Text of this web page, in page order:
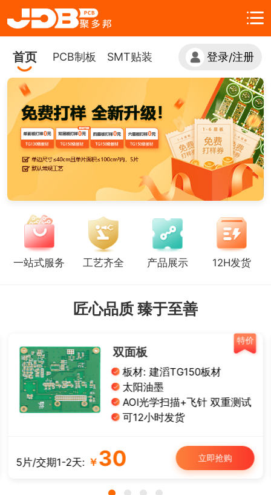
首页 PCB制板 SMT贴装 登录/注册
一站式服务 工艺齐全 产品展示 12H发货
匠心品质 臻于至善
特价
双面板
板材: 建滔TG150板材
太阳油墨
AOI光学扫描+飞针 双重测试
可12小时发货
5片/交期1-2天: ￥ 30 立即抢购